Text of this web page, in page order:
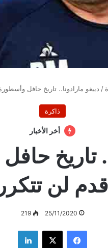
/ دييغو مارادونا.. تاريخ حافل
ذاكرة
أخر الأخبار
تاريخ
قدم لن تتكرر
25/11/2020
219
فيسبوك ‫X لينكدإن